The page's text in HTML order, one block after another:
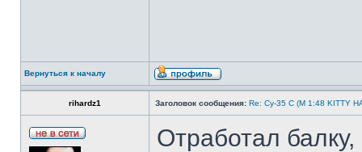
Вернуться к началу
rihardz1 Заголовок сообщения: Re: Су-35 С (М 1:48 KITTY
Отработал балку,